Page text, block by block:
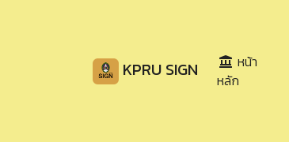
KPRU SIGN
หน้า
หลัก